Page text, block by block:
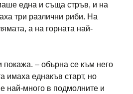
една и съща стръв, и на
три различни риби. На
а на горната най-
покажа. – обърна се към него
имаха еднакъв старт, но
най-много в подмолните и